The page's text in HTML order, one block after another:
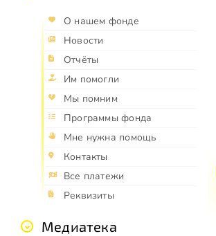
О нашем фонде
Новости
Отчёты
Им помогли
Мы помним
Программы фонда
Мне нужна помощь
Контакты
Все платежи
Реквизиты
Медиатека